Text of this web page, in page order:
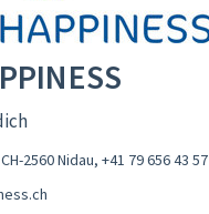
2560 Nidau, +41 79 656 43 57